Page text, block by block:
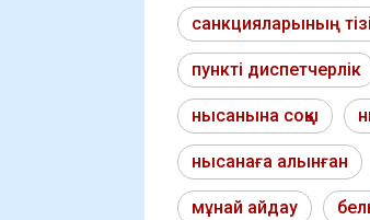
санкцияларының
пункті диспетчерлік
нысанына соққы
нысанаға алынған
мұнай айдау